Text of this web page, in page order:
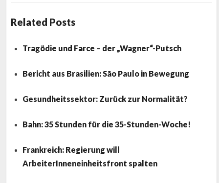
Related Posts
Tragödie und Farce – der „Wagner“-Putsch
Bericht aus Brasilien: São Paulo in Bewegung
Gesundheitssektor: Zurück zur Normalität?
Bahn: 35 Stunden für die 35-Stunden-Woche!
Frankreich: Regierung will
ArbeiterInneneinheitsfront spalten